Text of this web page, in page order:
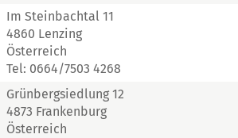
Im Steinbachtal 11
4860 Lenzing
Österreich
Tel: 0664/7503 4268
Grünbergsiedlung 12
4873 Frankenburg
Österreich